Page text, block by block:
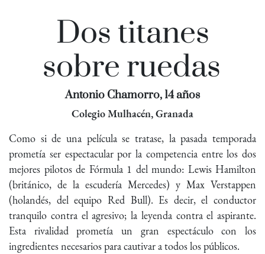
Dos titanes
sobre ruedas
Antonio Chamorro, 14 años
Colegio Mulhacén, Granada
Como si de una película se tratase, la pasada temporada
prometía ser espectacular por la competencia entre los dos
mejores pilotos de Fórmula 1 del mundo: Lewis Hamilton
(británico, de la escudería Mercedes) y Max Verstappen
(holandés, del equipo Red Bull). Es decir, el conductor
tranquilo contra el agresivo; la leyenda contra el aspirante.
Esta rivalidad prometía un gran espectáculo con los
ingredientes necesarios para cautivar a todos los públicos.